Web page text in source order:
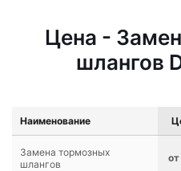
Цена -
шлангов
Наименование
Замена тормозных
шлангов